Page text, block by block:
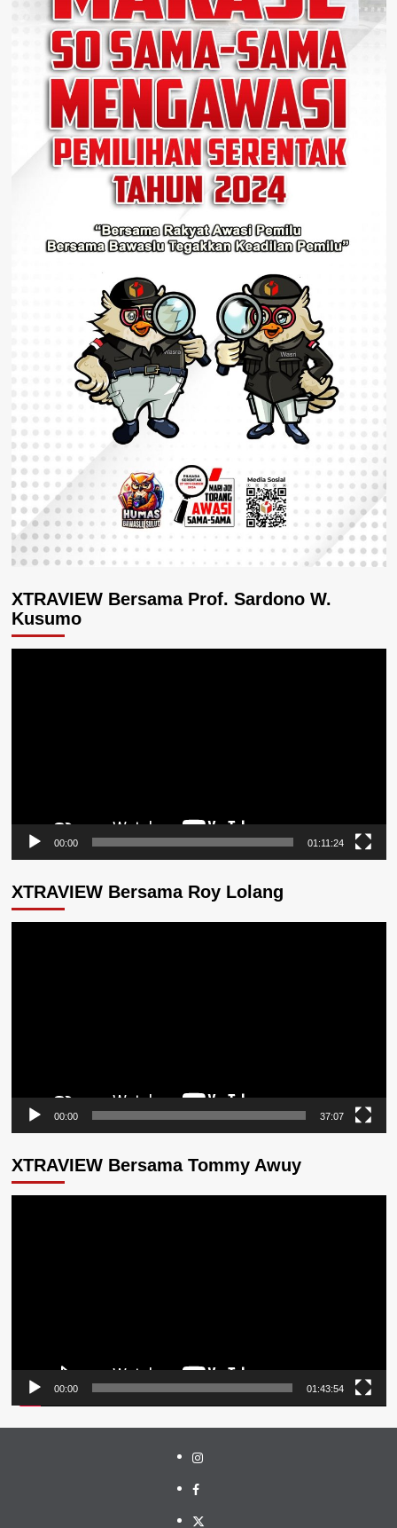
XTRAVIEW Bersama Prof. Sardono W.
Kusumo
00:00 01:11:24
XTRAVIEW Bersama Roy Lolang
00:00 37:07
XTRAVIEW Bersama Tommy Awuy
00:00 01:43:54
Instagram
Facebook
Twitter